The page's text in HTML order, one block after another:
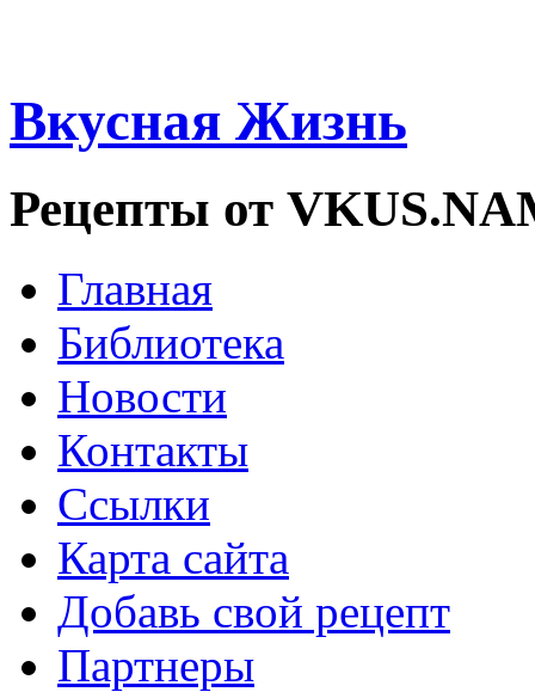
Вкусная Жизнь
Рецепты от
Главная
Библиотека
Новости
Контакты
Ссылки
Карта сайта
Добавь свой рецепт
Партнеры